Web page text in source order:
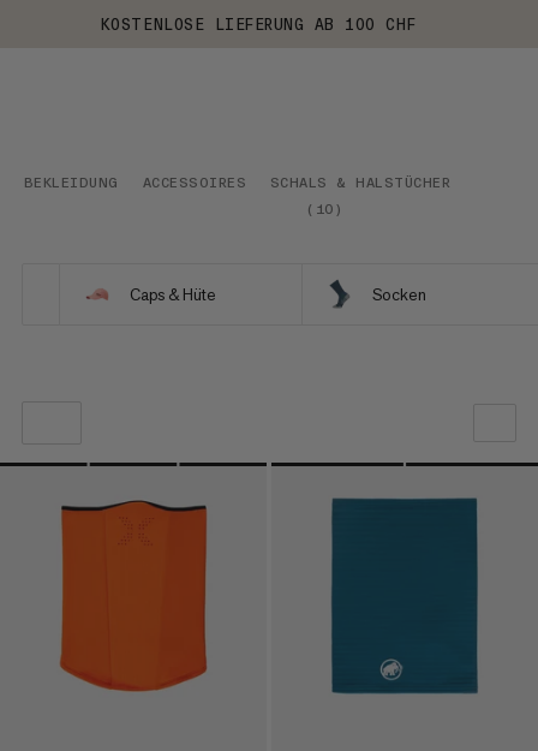
KOSTENLOSE LIEFERUNG AB 100 CHF
BEKLEIDUNG ACCESSOIRES
SCHALS & HALSTÜCHER
( 10 )
Caps & Hüte Socken
UNSERE EMPFEHLUNG
BEWERTUNG